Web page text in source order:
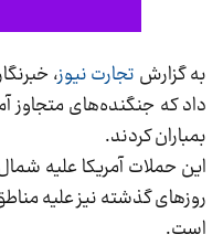
به گزارش تجارت نیوز،
داد که جنگنده‌های متجاوز
بمباران کردند.
این حملات آمریکا علیه
روز‌های گذشته نیز علیه
است.